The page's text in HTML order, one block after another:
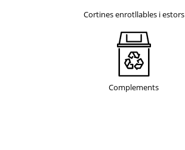
Cortines enrotllables i estors
Complements